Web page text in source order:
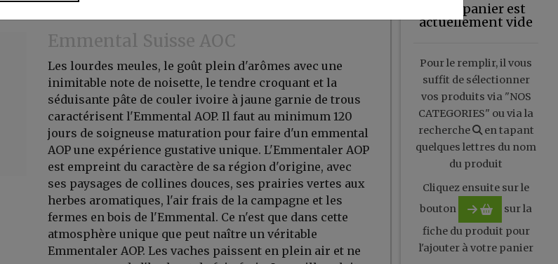
Emmental Suisse AOC
Les lourdes meules, le goût plein d'arômes avec une
inimitable note de noisette, le tendre croquant et la
séduisante pâte de couler ivoire à jaune garnie de trous
caractérisent l'Emmental AOP. Il faut au minimum 120
jours de soigneuse maturation pour faire d'un emmental
AOP une expérience gustative unique. L'Emmentaler AOP
est empreint du caractère de sa région d'origine, avec
ses paysages de collines douces, ses prairies vertes aux
herbes aromatiques, l'air frais de la campagne et les
fermes en bois de l'Emmental. Ce n'est que dans cette
atmosphère unique que peut naître un véritable
Emmentaler AOP. Les vaches paissent en plein air et ne
Votre panier est
actuellement vide
Pour le remplir, il vous
suffit de sélectionner
vos produits via "NOS
CATEGORIES" ou via la
recherche
en tapant
quelques lettres du nom
du produit
Cliquez ensuite sur le
bouton
sur la
fiche du produit pour
l'ajouter à votre panier